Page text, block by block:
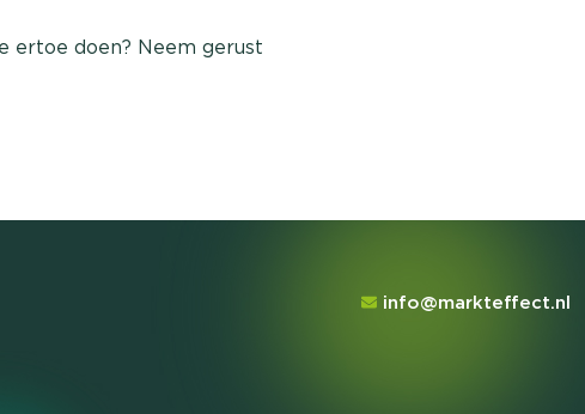
ertoe doen? Neem gerust
info@markteffect.nl